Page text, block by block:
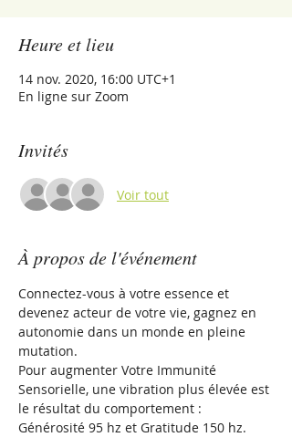
Heure et lieu
14 nov. 2020, 16:00 UTC+1
En ligne sur Zoom
Invités
Voir tout
À propos de l'événement
Connectez-vous à votre essence et
devenez acteur de votre vie, gagnez en
autonomie dans un monde en pleine
mutation.
Pour augmenter Votre Immunité
Sensorielle, une vibration plus élevée est
le résultat du comportement :
Générosité 95 hz et Gratitude 150 hz.